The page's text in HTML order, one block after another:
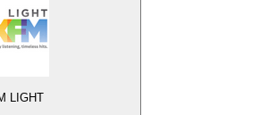
LIGHT